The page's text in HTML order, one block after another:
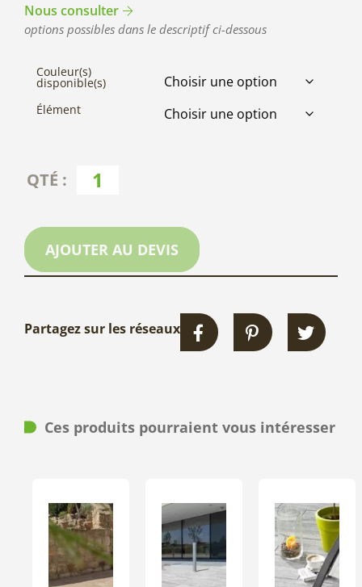
Nous consulter
options possibles dans le descriptif ci-dessous
Couleur(s)
disponible(s)
Élément
AJOUTER AU DEVIS
Partagez sur les réseaux
Ces produits pourraient vous intéresser